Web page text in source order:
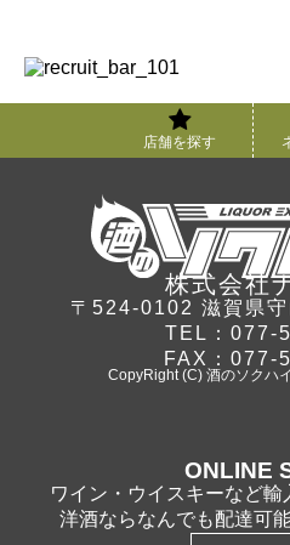
店舗を探す
株式会社
〒524-0102 滋賀県
TEL：077-
FAX：077-
CopyRight (C) 酒のソクハ
ONLINE
ワイン・ウイスキーなど輸
洋酒ならなんでも配達可